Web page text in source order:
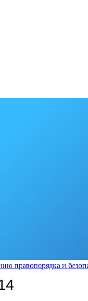
правопорядка и